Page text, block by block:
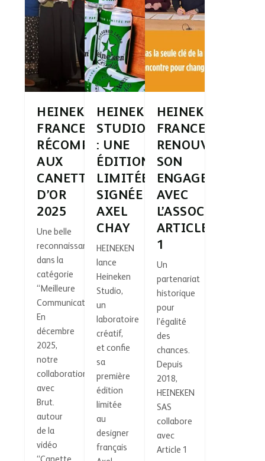
HEINEKEN
FRANCE
RÉCOMPENSÉE
AUX
CANETTES
D’OR
2025
Une belle
reconnaissance
dans la
catégorie
“Meilleure
Communication”
En
décembre
2025,
notre
collaboration
avec
Brut.
autour
de la
vidéo
“Canette
HEINEKEN
STUDIO
: UNE
ÉDITION
LIMITÉE
SIGNÉE
AXEL
CHAY
HEINEKEN
lance
Heineken
Studio,
un
laboratoire
créatif,
et confie
sa
première
édition
limitée
au
designer
français
HEINEKEN
FRANCE
RENOUVELLE
SON
ENGAGEMENT
AVEC
L’ASSOCIATION
ARTICLE
1
Un
partenariat
historique
pour
l’égalité
des
chances.
Depuis
2018,
HEINEKEN
SAS
collabore
avec
Article 1